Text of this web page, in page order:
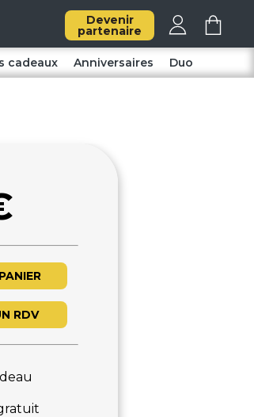
Devenir
partenaire
cadeaux Anniversaires Duo
RDV